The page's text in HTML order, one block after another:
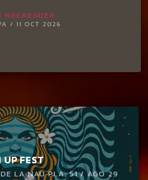
WEEKENDER
/ 11 OCT 2026
UP FEST
LA NAU PLA, 51 / AGO 29